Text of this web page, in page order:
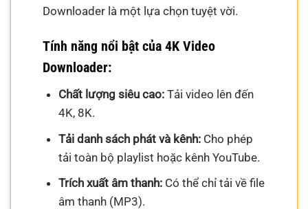
Downloader là một lựa chọn tuyệt vời.
Tính năng nổi bật của 4K Video
Downloader:
Chất lượng siêu cao:Tải video lên đến
4K, 8K.
Tải danh sách phát và kênh:Cho phép
tải toàn bộ playlist hoặc kênh YouTube.
Trích xuất âm thanh:Có thể chỉ tải về file
âm thanh (MP3).